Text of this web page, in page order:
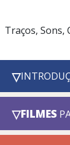
Traços, Sons,
▽
▽FILMES